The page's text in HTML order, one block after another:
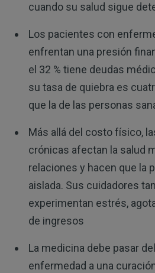
cuando su salud sigue
Los pacientes con
enfrentan una presión
el 32 % tiene deudas
su tasa de quiebra es
que la de las personas
Más allá del costo físico,
crónicas afectan la salud
relaciones y hacen que la
aislada. Sus cuidadores
experimentan estrés,
de ingresos
La medicina debe pasar
enfermedad a una